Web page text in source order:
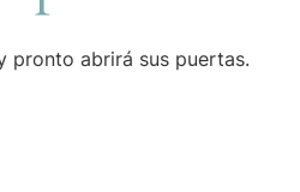
pronto abrirá sus puertas.